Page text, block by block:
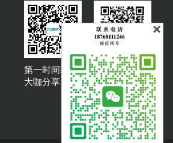
第一时间获取
大咖分享资讯
大咖说吐槽客服